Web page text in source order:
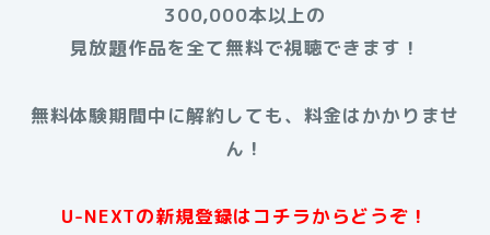
300,000本以上の
見放題作品を全て無料で視聴できます！
無料体験期間中に解約しても、料金はかかりませ
ん！
U-NEXTの新規登録はコチラからどうぞ！